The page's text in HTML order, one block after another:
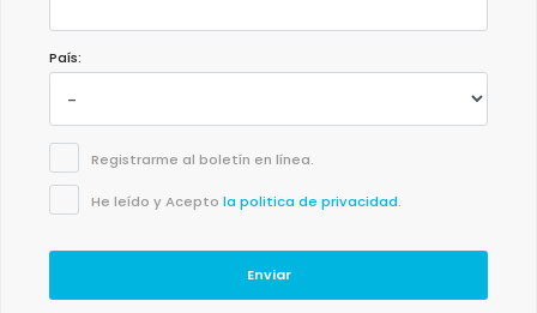
País:
Registrarme al boletín en línea.
He leído y Acepto la politica de privacidad.
Enviar